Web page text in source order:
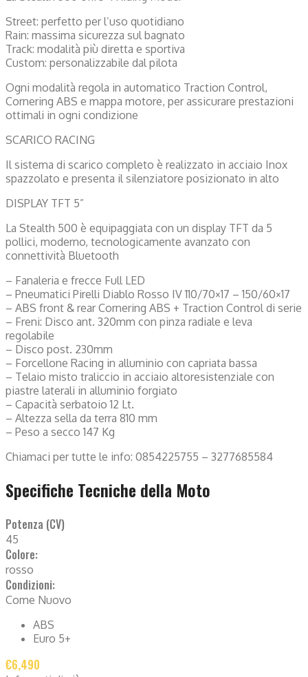
Street: perfetto per l’uso quotidiano
Rain: massima sicurezza sul bagnato
Track: modalità più diretta e sportiva
Custom: personalizzabile dal pilota
Ogni modalità regola in automatico Traction Control,
Cornering ABS e mappa motore, per assicurare prestazioni
ottimali in ogni condizione
SCARICO RACING
Il sistema di scarico completo è realizzato in acciaio Inox
spazzolato e presenta il silenziatore posizionato in alto
DISPLAY TFT 5”
La Stealth 500 è equipaggiata con un display TFT da 5
pollici, moderno, tecnologicamente avanzato con
connettività Bluetooth
– Fanaleria e frecce Full LED
– Pneumatici Pirelli Diablo Rosso IV 110/70×17 – 150/60×17
– ABS front & rear Cornering ABS + Traction Control di serie
– Freni: Disco ant. 320mm con pinza radiale e leva
regolabile
– Disco post. 230mm
– Forcellone Racing in alluminio con capriata bassa
– Telaio misto traliccio in acciaio altoresistenziale con
piastre laterali in alluminio forgiato
– Capacità serbatoio 12 Lt.
– Altezza sella da terra 810 mm
– Peso a secco 147 Kg
Chiamaci per tutte le info: 0854225755 – 3277685584
Specifiche Tecniche della Moto
Potenza (CV)
45
Colore:
rosso
Condizioni:
Come Nuovo
ABS
Euro 5+
€6,490